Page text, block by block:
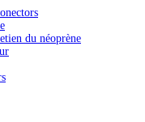
du néoprène